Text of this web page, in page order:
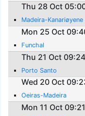
Thu 28 Oct
Madeira-Kanariøyene
Mon 25 Oct
Funchal
Thu 21 Oct 09:24
Porto Santo
Wed 20 Oct
Oeiras-Madeira
Mon 11 Oct 09:21